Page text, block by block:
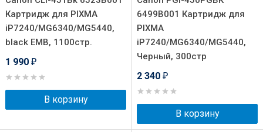
Картридж для PIXMA
iP7240/MG6340/MG5440,
black EMB, 1100стр.
1 990 ₽
В корзину
6499B001 Картридж для
PIXMA
iP7240/MG6340/MG5440,
Черный, 300стр
2 340 ₽
В корзину